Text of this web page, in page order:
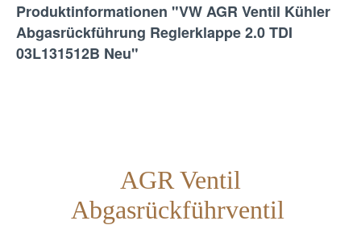
Produktinformationen "VW AGR Ventil Kühler
Abgasrückführung Reglerklappe 2.0 TDI
03L131512B Neu"
AGR Ventil
Abgasrückführventil